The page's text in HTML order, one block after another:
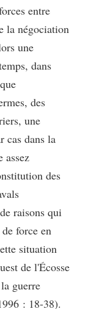
entre
la négociation
une
dans
des
une
cas dans la
assez
des
raisons qui
force en
situation
de l'Écosse
guerre
: 18-38).